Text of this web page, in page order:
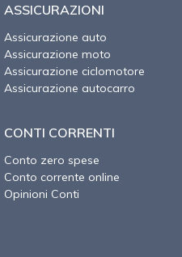
ASSICURAZIONI
Assicurazione auto
Assicurazione moto
Assicurazione ciclomotore
Assicurazione autocarro
CONTI CORRENTI
Conto zero spese
Conto corrente online
Opinioni Conti